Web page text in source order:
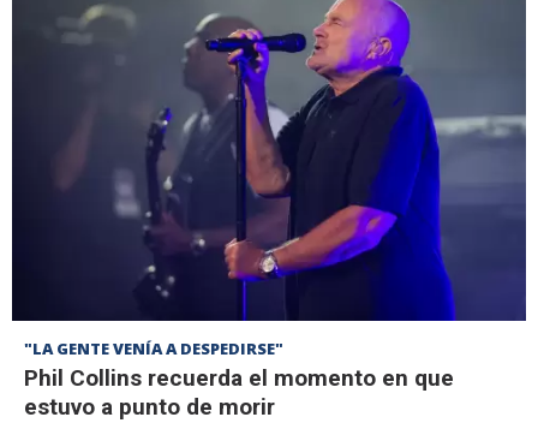
"LA GENTE VENÍA A DESPEDIRSE"
Phil Collins recuerda el momento en que
estuvo a punto de morir